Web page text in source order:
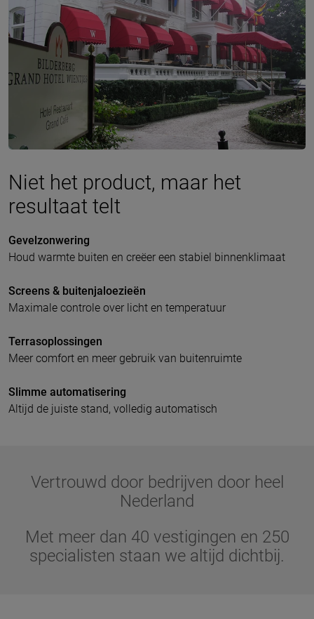
Niet het product, maar het
resultaat telt
Gevelzonwering
Houd warmte buiten en creëer een stabiel binnenklimaat
Screens & buitenjaloezieën
Maximale controle over licht en temperatuur
Terrasoplossingen
Meer comfort en meer gebruik van buitenruimte
Slimme automatisering
Altijd de juiste stand, volledig automatisch
Vertrouwd door bedrijven door heel
Nederland
Met meer dan 40 vestigingen en 250
specialisten staan we altijd dichtbij.